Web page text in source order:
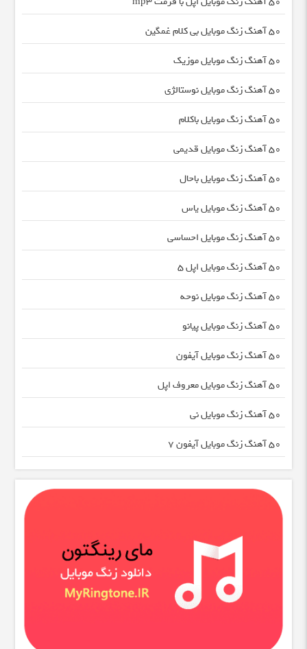
50 آهنگ زنگ موبایل بی کلام غمگین
50 آهنگ زنگ موبایل موزیک
50 آهنگ زنگ موبایل نوستالژی
50 آهنگ زنگ موبایل باکلام
50 آهنگ زنگ موبایل قدیمی
50 آهنگ زنگ موبایل باحال
50 آهنگ زنگ موبایل یاس
50 آهنگ زنگ موبایل احساسی
50 آهنگ زنگ موبایل اپل 5
50 آهنگ زنگ موبایل نوحه
50 آهنگ زنگ موبایل پیانو
50 آهنگ زنگ موبایل آیفون
50 آهنگ زنگ موبایل معروف اپل
50 آهنگ زنگ موبایل نی
50 آهنگ زنگ موبایل آیفون 7